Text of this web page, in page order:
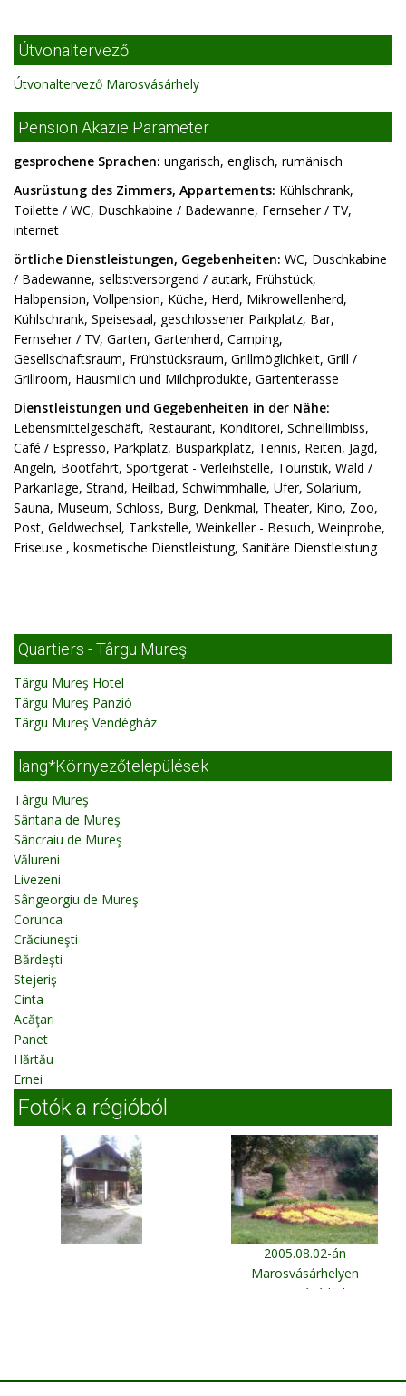
Útvonaltervező
Útvonaltervező Marosvásárhely
Pension Akazie Parameter
gesprochene Sprachen: ungarisch, englisch, rumänisch
Ausrüstung des Zimmers, Appartements: Kühlschrank,
Toilette / WC, Duschkabine / Badewanne, Fernseher / TV,
internet
örtliche Dienstleistungen, Gegebenheiten: WC, Duschkabine
/ Badewanne, selbstversorgend / autark, Frühstück,
Halbpension, Vollpension, Küche, Herd, Mikrowellenherd,
Kühlschrank, Speisesaal, geschlossener Parkplatz, Bar,
Fernseher / TV, Garten, Gartenherd, Camping,
Gesellschaftsraum, Frühstücksraum, Grillmöglichkeit, Grill /
Grillroom, Hausmilch und Milchprodukte, Gartenterasse
Dienstleistungen und Gegebenheiten in der Nähe:
Lebensmittelgeschäft, Restaurant, Konditorei, Schnellimbiss,
Café / Espresso, Parkplatz, Busparkplatz, Tennis, Reiten, Jagd,
Angeln, Bootfahrt, Sportgerät - Verleihstelle, Touristik, Wald /
Parkanlage, Strand, Heilbad, Schwimmhalle, Ufer, Solarium,
Sauna, Museum, Schloss, Burg, Denkmal, Theater, Kino, Zoo,
Post, Geldwechsel, Tankstelle, Weinkeller - Besuch, Weinprobe,
Friseuse , kosmetische Dienstleistung, Sanitäre Dienstleistung
Quartiers - Târgu Mureş
Târgu Mureş Hotel
Târgu Mureş Panzió
Târgu Mureş Vendégház
lang*Környezőtelepülések
Târgu Mureş
Sântana de Mureş
Sâncraiu de Mureş
Vălureni
Livezeni
Sângeorgiu de Mureş
Corunca
Crăciuneşti
Bărdeşti
Stejeriş
Cinta
Acăţari
Panet
Hărtău
Ernei
Fotók a régióból
2005.08.02-án
Marosvásárhelyen
Marosvásárhely